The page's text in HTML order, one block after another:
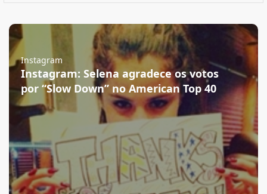
Instagram
Instagram: Selena agradece os votos
por “Slow Down” no American Top 40